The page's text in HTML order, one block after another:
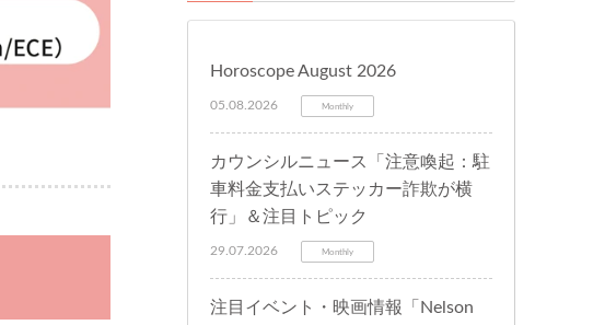
Horoscope August 2026
05.08.2026 Monthly
カウンシルニュース「注意喚起：駐
車料金支払いステッカー詐欺が横
行」＆注目トピック
29.07.2026 Monthly
注目イベント・映画情報「Nelson